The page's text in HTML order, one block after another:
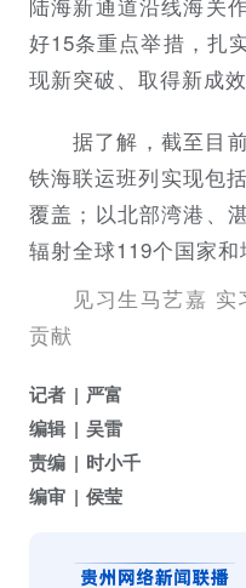
好15条重点举措，扎
现新突破、取得新成
据了解，截至目
铁海联运班列实现包
覆盖；以北部湾港、
辐射全球119个国家和
见习生马艺嘉
贡献
记者
严富
编辑
吴雷
责编
时小千
编审
侯莹